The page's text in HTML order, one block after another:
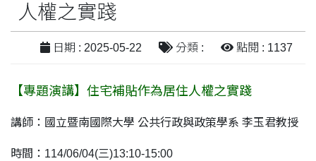
人權之實踐
日期 : 2025-05-22 分類 : 點閱 : 1137
【專題演講】住宅補貼作為居住人權之實踐
講師：國立暨南國際大學 公共行政與政策學系 李玉君教授
時間：114/06/04(三)13:10-15:00